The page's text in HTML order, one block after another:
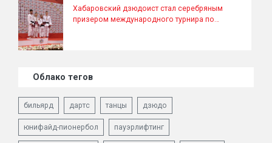
Хабаровский дзюдоист стал серебряным
призером международного турнира по…
Облако тегов
бильярд дартс танцы дзюдо
юнифайд-пионербол пауэрлифтинг